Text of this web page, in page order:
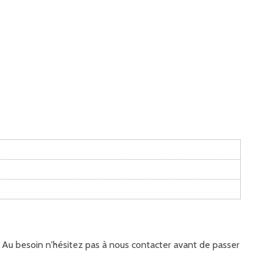
besoin n'hésitez pas à nous contacter avant de passer